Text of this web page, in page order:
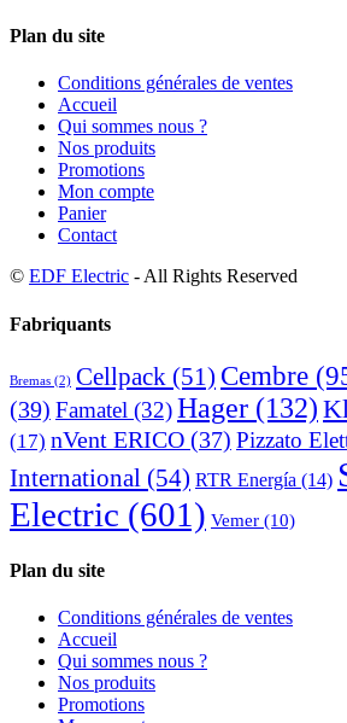
Plan du site
Conditions générales de ventes
Accueil
Qui sommes nous ?
Nos produits
Promotions
Mon compte
Panier
Contact
© EDF Electric - All Rights Reserved
Fabriquants
Bremas (2) Cellpack (51) Cembre
(39) Famatel (32)Hager (132)
(17) nVent ERICO (37) Pizzato
International (54) RTR Energía (14)
Electric (601) Vemer (10)
Plan du site
Conditions générales de ventes
Accueil
Qui sommes nous ?
Nos produits
Promotions